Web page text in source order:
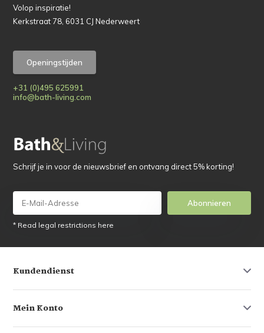
Volop inspiratie!
Kerkstraat 78, 6031 CJ Nederweert
Openingstijden
+31 (0)495 625991
info@bath-living.com
Schrijf je in voor de nieuwsbrief en ontvang direct 5% korting!
Abonnieren
* Read legal restrictions here
Kundendienst
Mein Konto